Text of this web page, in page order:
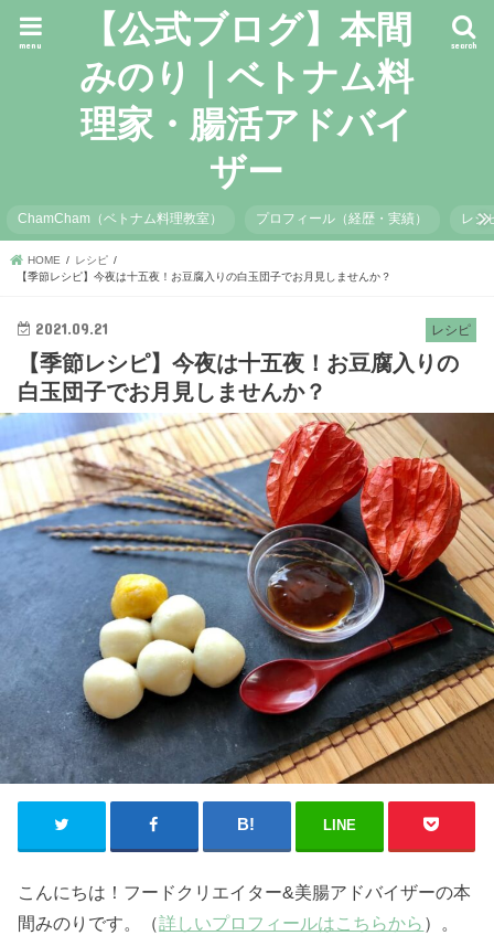
【公式ブログ】本間
みのり｜ベトナム料
理家・腸活アドバイ
ザー
search
menu
ChamCham（ベトナム料理教室） プロフィール（経歴・実績） レシ
HOME
レシピ
【季節レシピ】今夜は十五夜！お豆腐入りの白玉団子でお月見しませんか？
レシピ
2021.09.21
【季節レシピ】今夜は十五夜！お豆腐入りの
白玉団子でお月見しませんか？
LINE
こんにちは！フードクリエイター&美腸アドバイザーの本
間みのりです。（詳しいプロフィールはこちらから ）。